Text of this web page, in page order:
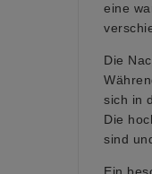
eine
Die
sich in
Die
sind